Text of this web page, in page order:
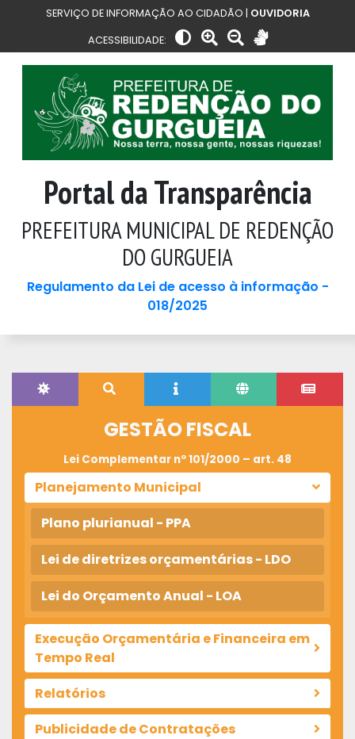
SERVIÇO DE INFORMAÇÃO AO CIDADÃO | OUVIDORIA
ACESSIBILIDADE:
Portal da Transparência
PREFEITURA MUNICIPAL DE REDENÇÃO
DO GURGUEIA
Regulamento da Lei de acesso à informação -
018/2025
GESTÃO FISCAL
Lei Complementar nº 101/2000 – art. 48
Planejamento Municipal
Plano plurianual - PPA
Lei de diretrizes orçamentárias - LDO
Lei do Orçamento Anual - LOA
Execução Orçamentária e Financeira em
Tempo Real
Relatórios
Publicidade de Contratações